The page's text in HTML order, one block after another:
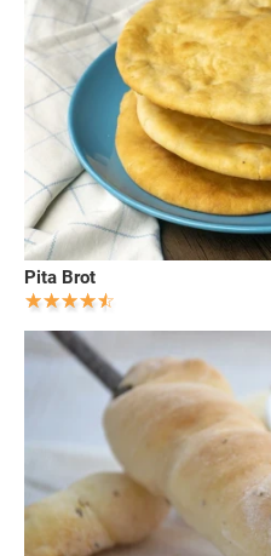
Pita Brot